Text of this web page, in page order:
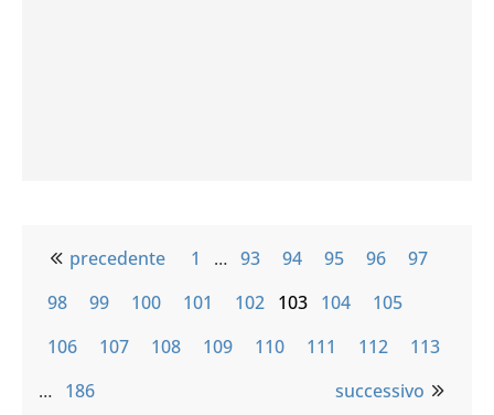
precedente 1 … 93 94 95 96
97
98
99 100 101 102 103 104
105
106
107 108 109 110 111 112
113
… 186 successivo